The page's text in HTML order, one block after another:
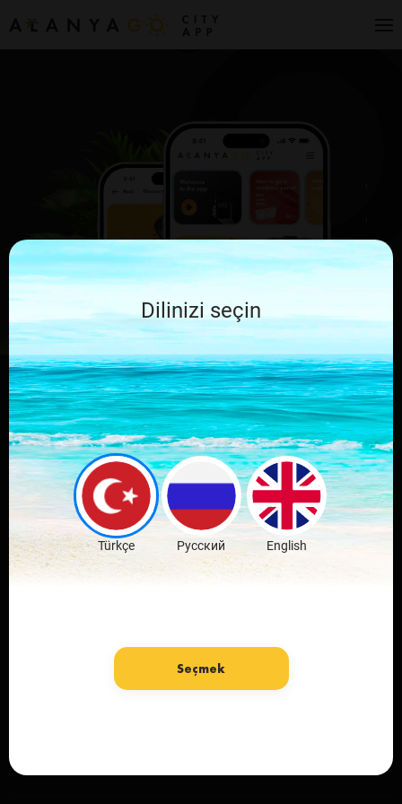
Download mobile
application
favorite city
Download Free
Dilinizi seçin
Türkçe Русский English
Seçmek